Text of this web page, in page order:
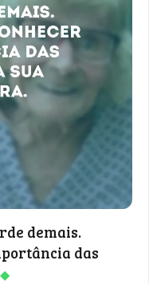
demais.
das
◆